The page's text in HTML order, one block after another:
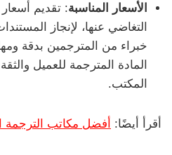
الأسعار المناسبة: تقديم
التغاضي عنها، لإنجاز
خبراء من المترجمين بدقة
المادة المترجمة للعميل
المكتب.
أقرأ أيضًا: أفضل مكاتب الترجمة